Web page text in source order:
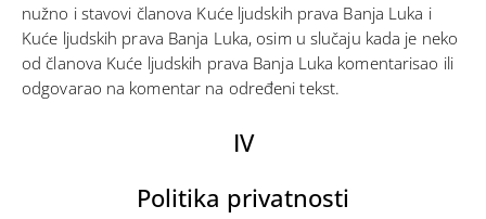
nužno i stavovi članova Kuće ljudskih prava Banja Luka i
Kuće ljudskih prava Banja Luka, osim u slučaju kada je neko
od članova Kuće ljudskih prava Banja Luka komentarisao ili
odgovarao na komentar na određeni tekst.
IV
Politika privatnosti